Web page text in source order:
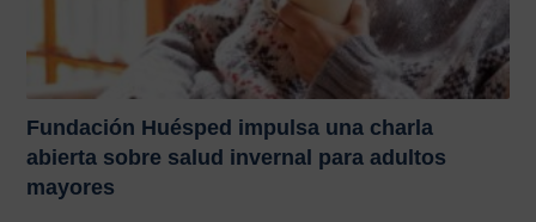
Fundación Huésped impulsa una charla
abierta sobre salud invernal para adultos
mayores